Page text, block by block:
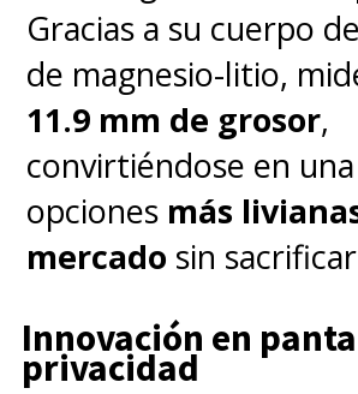
Gracias a su cuerpo
de magnesio-litio,
11.9 mm de grosor,
convirtiéndose en
opciones más
mercado sin
Innovación en
privacidad